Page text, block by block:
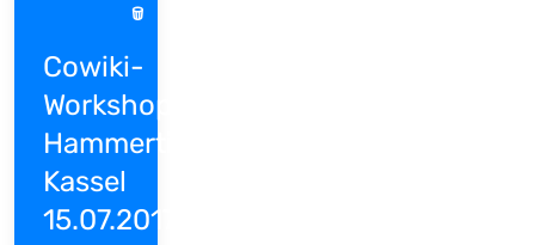
Cowiki-
Workshop
Hammertime
Kassel
15.07.2017